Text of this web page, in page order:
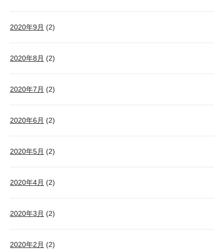
2020年9月 (2)
2020年8月 (2)
2020年7月 (2)
2020年6月 (2)
2020年5月 (2)
2020年4月 (2)
2020年3月 (2)
2020年2月 (2)